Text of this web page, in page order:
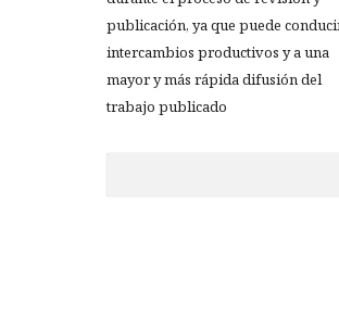
publicación, ya que puede
intercambios productivos y a una
mayor y más rápida difusión del
trabajo publicado